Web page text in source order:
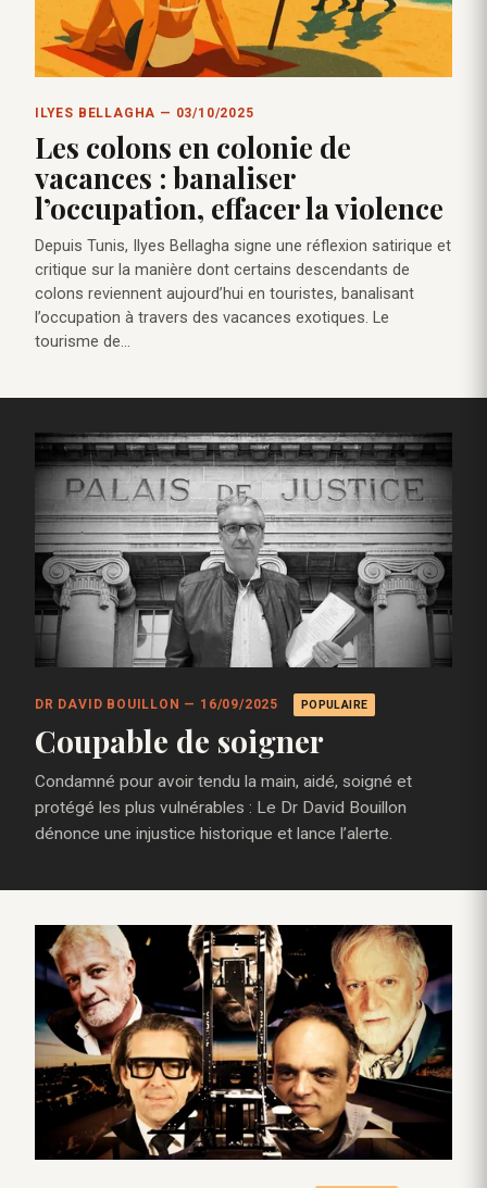
ILYES BELLAGHA — 03/10/2025
Les colons en colonie de
vacances : banaliser
l’occupation, effacer la violence
Depuis Tunis, Ilyes Bellagha signe une réflexion satirique et
critique sur la manière dont certains descendants de
colons reviennent aujourd’hui en touristes, banalisant
l’occupation à travers des vacances exotiques. Le
tourisme de…
DR DAVID BOUILLON — 16/09/2025 POPULAIRE
Coupable de soigner
Condamné pour avoir tendu la main, aidé, soigné et
protégé les plus vulnérables : Le Dr David Bouillon
dénonce une injustice historique et lance l’alerte.